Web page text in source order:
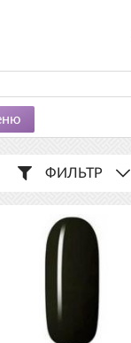
ФИЛЬТР